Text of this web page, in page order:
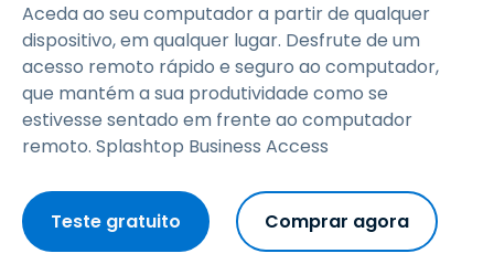
Aceda ao seu computador a partir de qualquer
dispositivo, em qualquer lugar. Desfrute de um
acesso remoto rápido e seguro ao computador,
que mantém a sua produtividade como se
estivesse sentado em frente ao computador
remoto. Splashtop Business Access
Teste gratuito Comprar agora